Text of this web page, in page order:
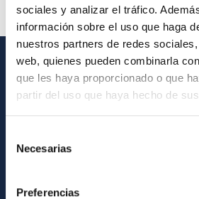
sociales y analizar el tráfico.
información sobre el uso que haga
nuestros partners de redes
web, quienes pueden combinarla
que les haya proporcionado o que
partir del uso que haya hecho de
Necesarias
Preferencias
INFORMACIÓN GENERAL
Directorio de personal